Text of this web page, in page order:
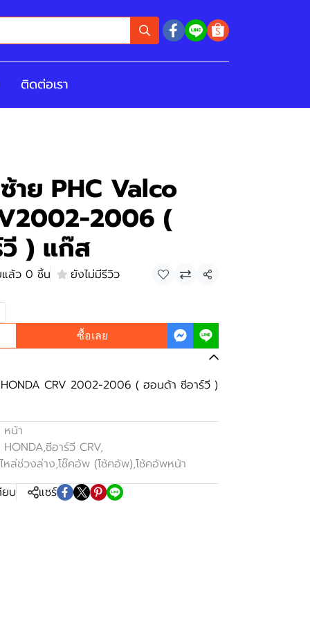
ติดต่อเรา
าย PHC Valco
2006 (
) แก๊ส
แล้ว 0 ชิ้น ยังไม่มีรีวิว แชร์
ซื้อเลย
CRV 2002-2006 ( ฮอนด้า ซีอาร์วี )
หน้า
,ซีอาร์วี CRV,
หล่ช่วงล่าง,โช๊คอัพ (โช้คอัพ),โช้คอัพหน้า
ยบ แชร์